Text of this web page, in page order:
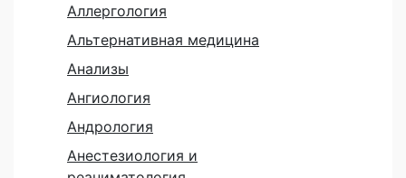
Аллергология
Альтернативная медицина
Анализы
Ангиология
Андрология
Анестезиология и